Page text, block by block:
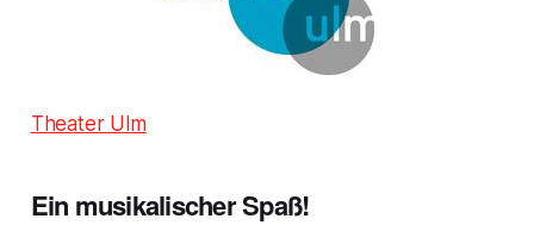
Theater Ulm
Ein musikalischer Spaß!